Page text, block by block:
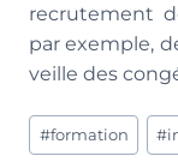
recrutement
par exemple,
veille des
Étiquettes
de
#formation #